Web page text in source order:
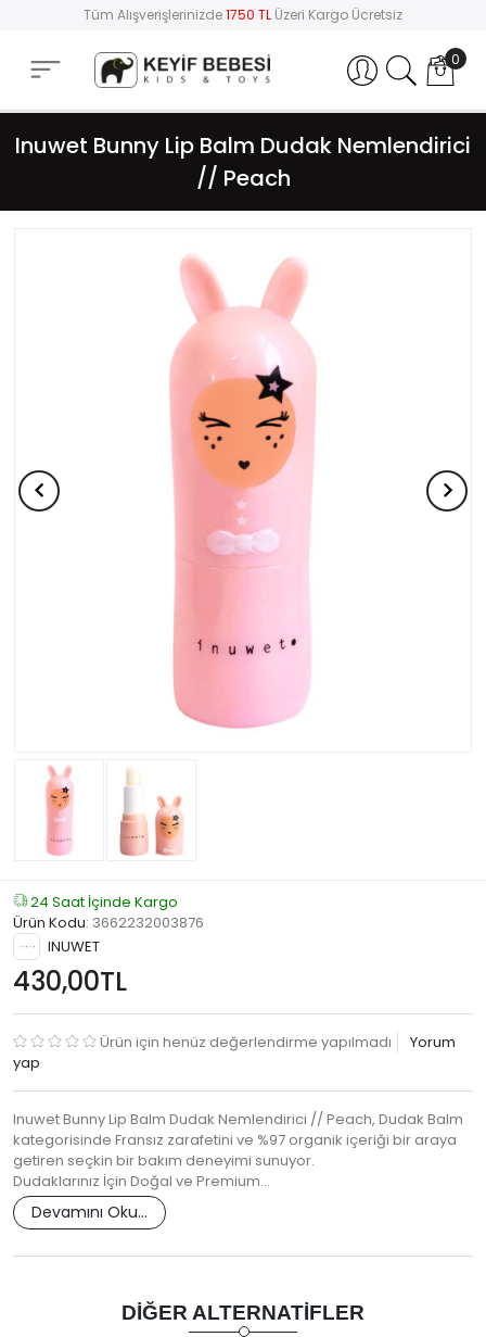
Tüm Alışverişlerinizde1750 TL Üzeri Kargo Ücretsiz
Hesabım 0
Inuwet Bunny Lip Balm Dudak Nemlendirici
// Peach
24 Saat İçinde Kargo
Ürün Kodu: 3662232003876
INUWET
430,00TL
Ürün için henüz değerlendirme yapılmadı
Yorum
yap
Inuwet Bunny Lip Balm Dudak Nemlendirici // Peach, Dudak Balm
kategorisinde Fransız zarafetini ve %97 organik içeriği bir araya
getiren seçkin bir bakım deneyimi sunuyor.
Dudaklarınız İçin Doğal ve Premium…
Devamını Oku...
DIĞER ALTERNATIFLER